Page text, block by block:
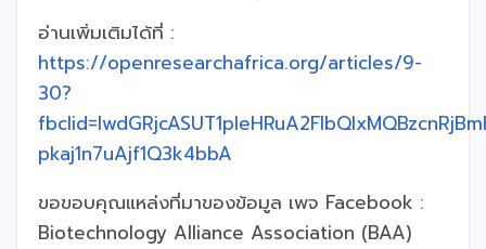
อ่านเพิ่มเติมได้ที่ :
https://openresearchafrica.org/articles/9-
30?
pkaj1n7uAjf1Q3k4bbA
ขอขอบคุณแหล่งที่มาของข้อมูล เพจ Facebook :
Biotechnology Alliance Association (BAA)